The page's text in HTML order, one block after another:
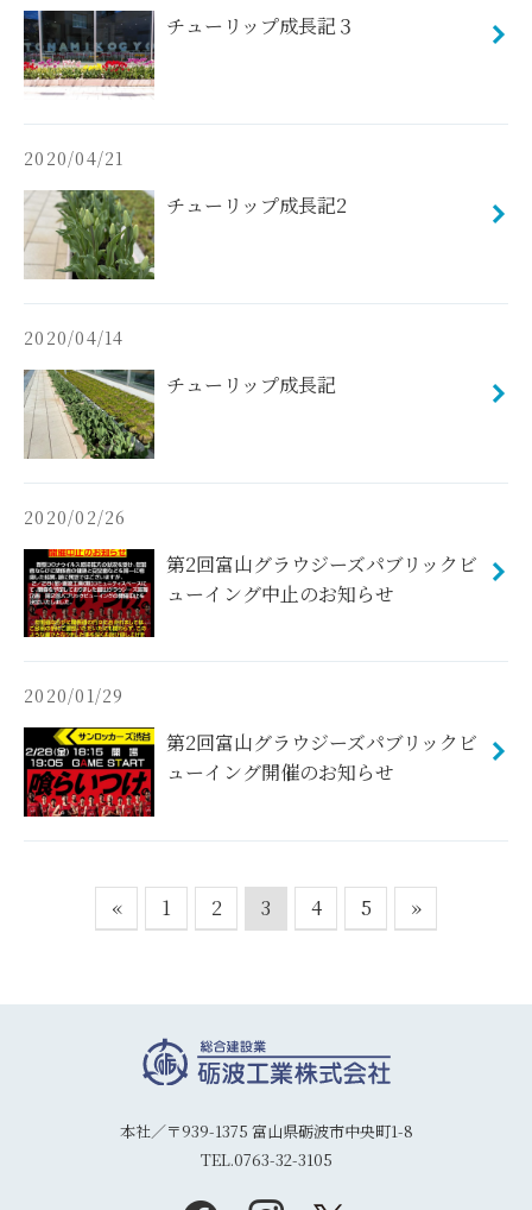
チューリップ成長記３
2020/04/21
チューリップ成長記2
2020/04/14
チューリップ成長記
2020/02/26
第2回富山グラウジーズパブリックビ
ューイング中止のお知らせ
2020/01/29
第2回富山グラウジーズパブリックビ
ューイング開催のお知らせ
« 1 2 3 4 5 »
本社／〒939-1375 富山県砺波市中央町1-8
TEL.0763-32-3105